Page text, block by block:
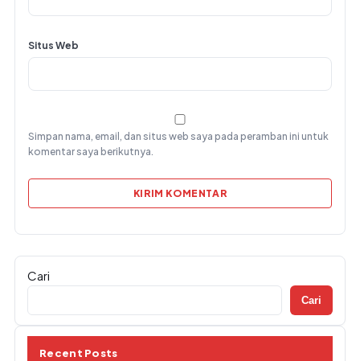
Situs Web
Simpan nama, email, dan situs web saya pada peramban ini untuk
komentar saya berikutnya.
Cari
Cari
Recent Posts